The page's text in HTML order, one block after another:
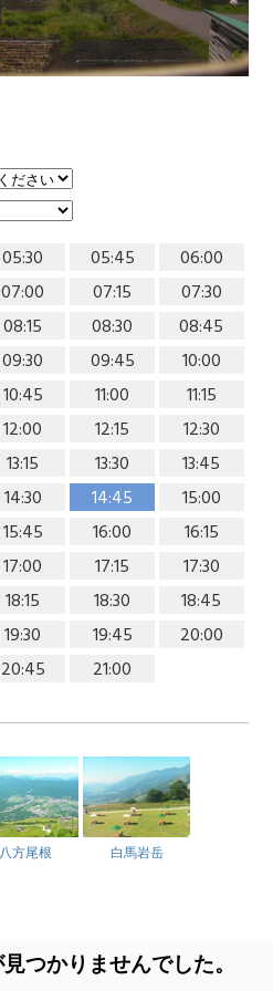
05:30 05:45
06:00
07:00 07:15
07:30
08:15 08:30
08:45
09:30 09:45
10:00
10:45 11:00
11:15
12:00 12:15
12:30
13:15 13:30
13:45
14:30 14:45
15:00
15:45 16:00
16:15
17:00 17:15
17:30
18:15 18:30
18:45
19:30 19:45
20:00
20:45 21:00
八方尾根 白馬岩岳